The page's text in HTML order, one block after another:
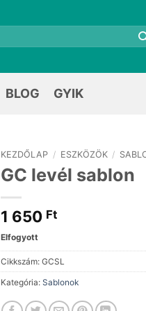
BLOG GYIK
KEZDŐLAP / ESZKÖZÖK /
GC levél sablon
1 650 Ft
Elfogyott
Cikkszám: GCSL
Kategória: Sablonok